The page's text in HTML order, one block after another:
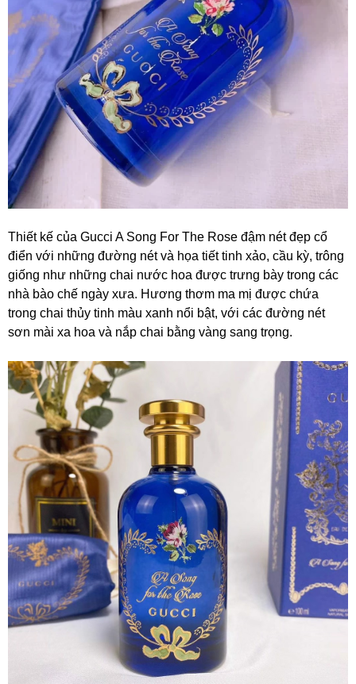
Thiết kế của Gucci A Song For The Rose đậm nét đẹp cổ
điển với những đường nét và họa tiết tinh xảo, cầu kỳ, trông
giống như những chai nước hoa được trưng bày trong các
nhà bào chế ngày xưa. Hương thơm ma mị được chứa
trong chai thủy tinh màu xanh nổi bật, với các đường nét
sơn mài xa hoa và nắp chai bằng vàng sang trọng.